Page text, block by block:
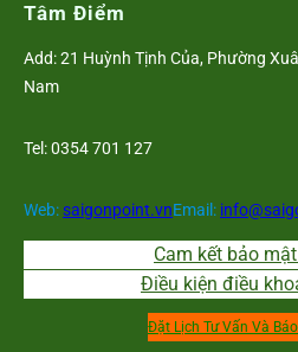
Tâm Điểm
Add: 21 Huỳnh Tịnh Của, Phường
Nam
Tel: 0354 701 127
Web:saigonpoint.vnEmail:
Cam kết bảo
Điều kiện điều
Đặt Lịch Tư Vấn Và